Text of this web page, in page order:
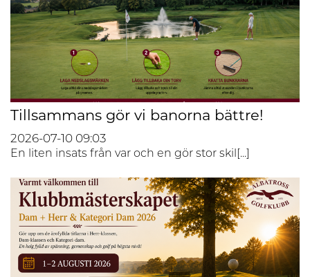
Tillsammans gör vi banorna bättre!
2026-07-10 09:03
En liten insats från var och en gör stor skil[...]